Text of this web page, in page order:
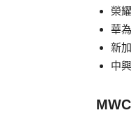
榮
華
新
中